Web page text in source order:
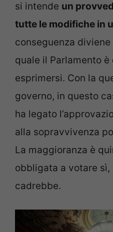
si intende un
tutte le modifiche in
conseguenza
quale il Parlamento è
esprimersi. Con la
governo, in questo
ha legato
alla sopravvivenza
La maggioranza è
obbligata a votare
cadrebbe.